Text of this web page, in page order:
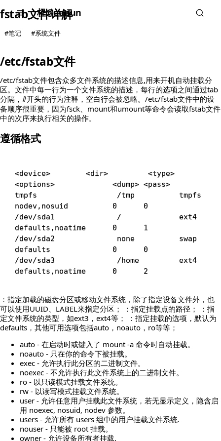
柽@eonun
fstab文件详解
#笔记 #系统文件
/etc/fstab文件
/etc/fstab文件包含众多文件系统的描述信息,用来开机自动挂载分
区。文件中每一行为一个文件系统的描述，每行的选项之间通过tab
分隔， #开头的行为注释，空白行会被忽略。/etc/fstab文件中的设
备顺序很重要，因为fsck、mount和umount等命令会读取fstab文件
中的次序来执行相关的操作。
遵循格式
<device> <dir> <type>
<options> <dump> <pass>
tmpfs                  /tmp          tmpfs
nodev,nosuid 0
0
/dev/sda1              /             ext4
defaults,noatime 0
1
/dev/sda2              none          swap
defaults 0
0
/dev/sda3              /home         ext4
defaults,noatime 0 2
：指定加载的磁盘分区或移动文件系统，除了指定设备文件外，也
可以使用UUID、LABEL来指定分区； ：指定挂载点的路径； ：指
定文件系统的类型，如ext3，ext4等； ：指定挂载的选项，默认为
defaults，其他可用选项包括auto，noauto，ro等等；
auto - 在启动时或键入了 mount -a 命令时自动挂载。
noauto - 只在你的命令下被挂载。
exec - 允许执行此分区的二进制文件。
noexec - 不允许执行此文件系统上的二进制文件。
ro - 以只读模式挂载文件系统。
rw - 以读写模式挂载文件系统。
user - 允许任意用户挂载此文件系统，若无显示定义，隐含启
用 noexec, nosuid, nodev 参数。
users - 允许所有 users 组中的用户挂载文件系统.
nouser - 只能被 root 挂载。
owner - 允许设备所有者挂载.